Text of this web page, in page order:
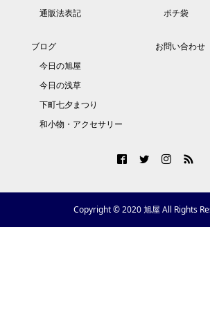
通販法表記
ポチ袋
ブログ
今日の旭屋
今日の浅草
下町七夕まつり
和小物・アクセサリー
お問い合わせ
Copyright © 2020 旭屋 All Rights